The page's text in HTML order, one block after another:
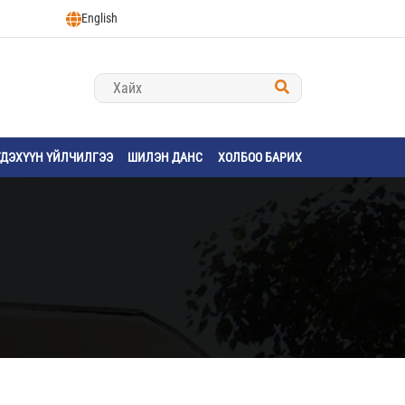
English
ҮЙЛЧИЛГЭЭ ШИЛЭН ДАНС ХОЛБОО БАРИХ